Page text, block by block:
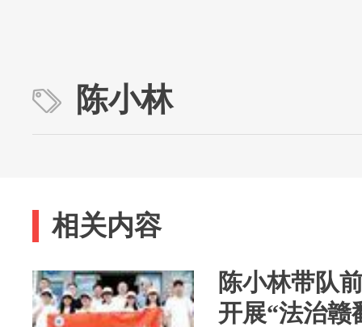
陈小林
相关内容
陈小林带队
开展“法治赣